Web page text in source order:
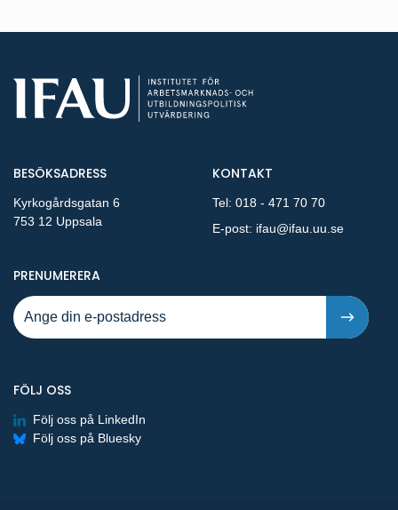
BESÖKSADRESS
Kyrkogårdsgatan 6
753 12 Uppsala
KONTAKT
Tel: 018 - 471 70 70
E-post: ifau@ifau.uu.se
PRENUMERERAPÅ NYA PUBLIKATIONER OCH
FÖLJ OSS
Följ oss på LinkedIn
Följ oss på Bluesky